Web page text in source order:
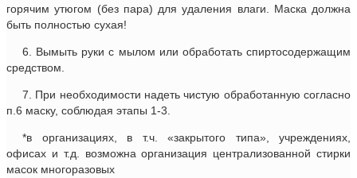
горячим утюгом (без пара) для удаления влаги. Маска должна
быть полностью сухая!
6. Вымыть руки с мылом или обработать спиртосодержащим
средством.
7. При необходимости надеть чистую обработанную согласно
п.6 маску, соблюдая этапы 1-3.
*в организациях, в т.ч. «закрытого типа», учреждениях,
офисах и т.д. возможна организация централизованной стирки
масок многоразовых